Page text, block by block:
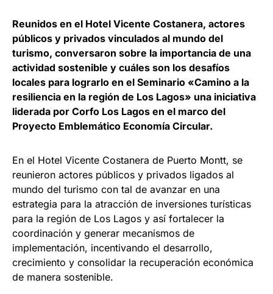
Reunidos en el Hotel Vicente Costanera, actores
públicos y privados vinculados al mundo del
turismo, conversaron sobre la importancia de una
actividad sostenible y cuáles son los desafíos
locales para lograrlo en el Seminario «Camino a la
resiliencia en la región de Los Lagos» una iniciativa
liderada por Corfo Los Lagos en el marco del
Proyecto Emblemático Economía Circular.
En el Hotel Vicente Costanera de Puerto Montt, se
reunieron actores públicos y privados ligados al
mundo del turismo con tal de avanzar en una
estrategia para la atracción de inversiones turísticas
para la región de Los Lagos y así fortalecer la
coordinación y generar mecanismos de
implementación, incentivando el desarrollo,
crecimiento y consolidar la recuperación económica
de manera sostenible.